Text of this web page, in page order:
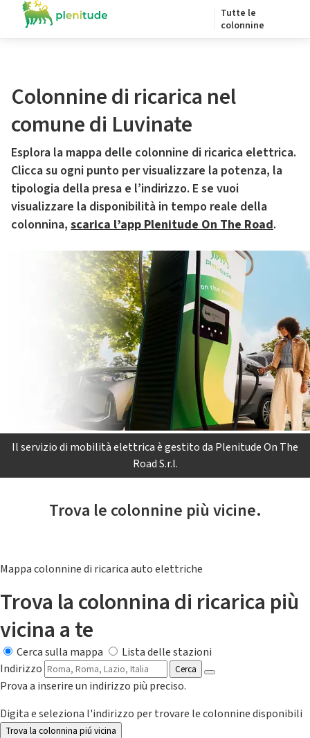
Tutte le
colonnine
Colonnine di ricarica nel
comune di Luvinate
Esplora la mappa delle colonnine di ricarica elettrica.
Clicca su ogni punto per visualizzare la potenza, la
tipologia della presa e l’indirizzo. E se vuoi
visualizzare la disponibilità in tempo reale della
colonnina, scarica l’app Plenitude On The Road.
Il servizio di mobilità elettrica è gestito da Plenitude On The
Road S.r.l.
Trova le colonnine più vicine.
Mappa colonnine di ricarica auto elettriche
Trova la colonnina di ricarica più
vicina a te
Cerca sulla mappa
Lista delle stazioni
Indirizzo
Cerca
Prova a inserire un indirizzo più preciso.
Digita e seleziona l'indirizzo per trovare le colonnine disponibili
Trova la colonnina piú vicina